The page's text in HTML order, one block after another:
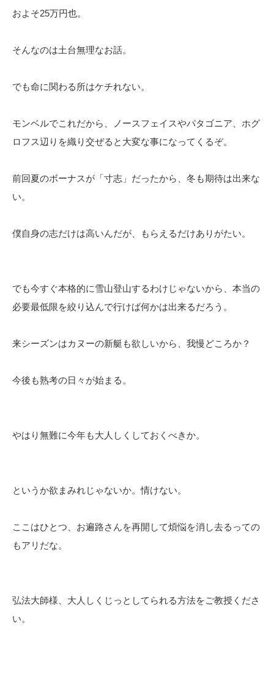
およそ25万円也。
そんなのは土台無理なお話。
でも命に関わる所はケチれない。
モンベルでこれだから、ノースフェイスやパタゴニア、ホグ
ロフス辺りを織り交ぜると大変な事になってくるぞ。
前回夏のボーナスが「寸志」だったから、冬も期待は出来な
い。
僕自身の志だけは高いんだが、もらえるだけありがたい。
でも今すぐ本格的に雪山登山するわけじゃないから、本当の
必要最低限を絞り込んで行けば何かは出来るだろう。
来シーズンはカヌーの新艇も欲しいから、我慢どころか？
今後も熟考の日々が始まる。
やはり無難に今年も大人しくしておくべきか。
というか欲まみれじゃないか。情けない。
ここはひとつ、お遍路さんを再開して煩悩を消し去るっての
もアリだな。
弘法大師様、大人しくじっとしてられる方法をご教授くださ
い。